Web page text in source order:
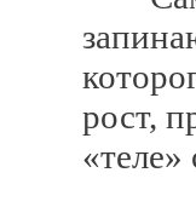
рост,
«теле»